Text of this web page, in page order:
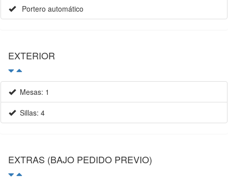
Portero automático
EXTERIOR
Mesas: 1
Sillas: 4
EXTRAS (BAJO PEDIDO PREVIO)